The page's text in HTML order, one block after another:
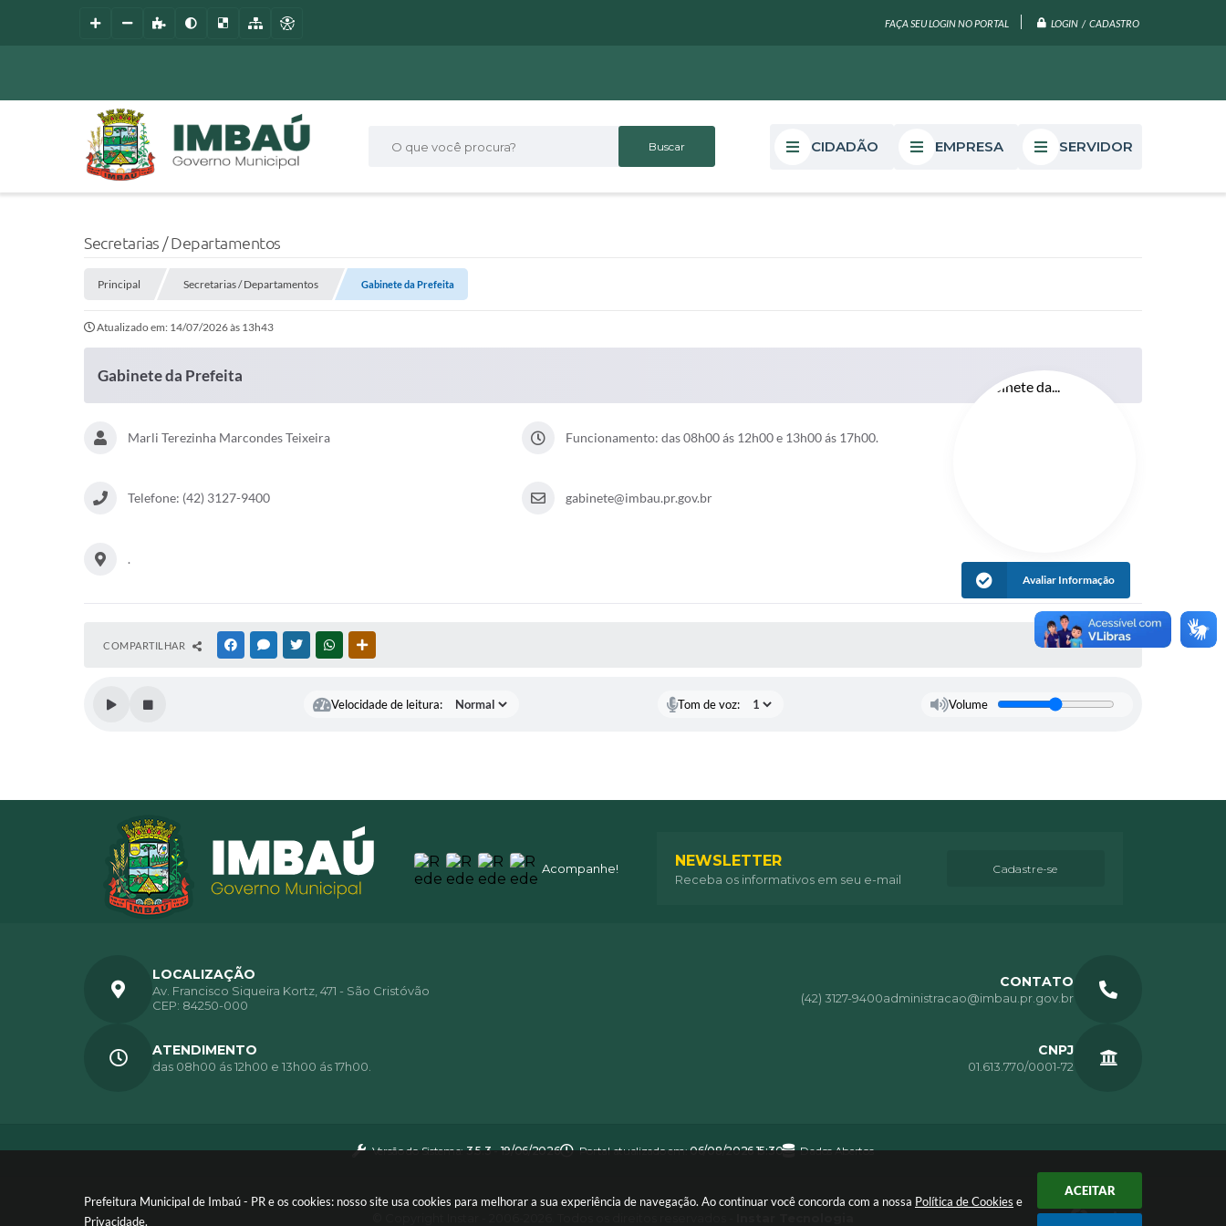
Prefeitura Municipal de Imbaú - PR e os cookies: nosso site usa cookies para melhorar a sua experiência de navegação. Ao continuar você concorda com a nossa Política de Cookies e
Privacidade.
ACEITAR
FAÇA SEU LOGIN NO PORTAL LOGIN / CADASTRO
O que você procura? CIDADÃO EMPRESA SERVIDOR
Secretarias / Departamentos
Principal Secretarias / Departamentos Gabinete da Prefeita
Atualizado em: 14/07/2026 às 13h43
Gabinete da Prefeita
Marli Terezinha Marcondes Teixeira Funcionamento: das 08h00 ás 12h00 e 13h00 ás 17h00.
Telefone: (42) 3127-9400 gabinete@imbau.pr.gov.br
.
Avaliar Informação
COMPARTILHAR FACEBOOKMESSENGER
TWITTERWHATSAPP
Velocidade de leitura: Tom de voz: Volume
Acompanhe! NEWSLETTER
Receba os informativos em seu e-mail
Cadastre-se
LOCALIZAÇÃO
Av. Francisco Siqueira Kortz, 471 - São Cristóvão
CEP: 84250-000
CONTATO
(42) 3127-9400administracao@imbau.pr.gov.br
ATENDIMENTO
das 08h00 ás 12h00 e 13h00 ás 17h00.
CNPJ
01.613.770/0001-72
Versão do Sistema:3.5.3 - 19/06/2026 Portal atualizado em:06/08/2026 15:30 Dados Abertos